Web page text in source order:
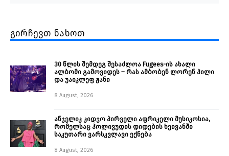
გირჩევთ ნახოთ
30 წლის შემდეგ შესაძლოა Fugees-ის ახალი
ალბომი გამოვიდეს – რას ამბობენ ლორენ ჰილი
და უაიკლეფ ჟანი
8 August, 2026
ანჯელიკ კიდჯო პირველი აფრიკელი მუსიკოსია,
რომელსაც ჰოლივუდის დიდების ხეივანში
საკუთარი ვარსკვლავი ექნება
8 August, 2026